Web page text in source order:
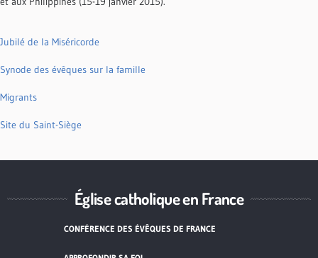
Jubilé de la Miséricorde
Synode des évêques sur la famille
Migrants
Site du Saint-Siège
Église catholique en France
CONFÉRENCE DES ÉVÊQUES DE FRANCE